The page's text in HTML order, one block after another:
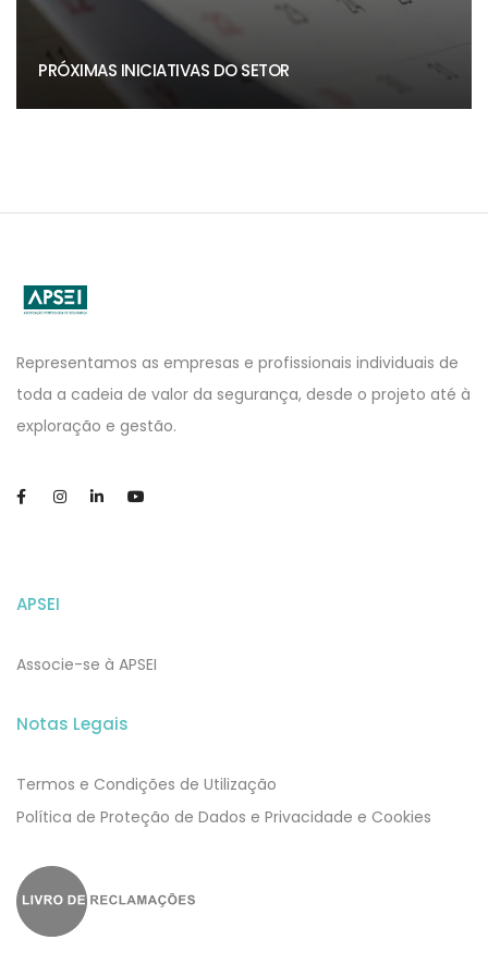
PRÓXIMAS INICIATIVAS DO SETOR
Representamos as empresas e profissionais individuais de
toda a cadeia de valor da segurança, desde o projeto até à
exploração e gestão.
APSEI
Associe-se à APSEI
Notas Legais
Termos e Condições de Utilização
​​Política de Proteção de Dados e Privacidade e Cookies